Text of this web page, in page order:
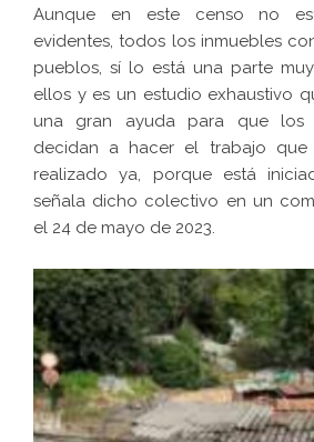
Aunque en este censo no
evidentes, todos los inmuebles
pueblos, sí lo está una parte
ellos y es un estudio exhaustivo
una gran ayuda para que los
decidan a hacer el trabajo que
realizado ya, porque está
señala dicho colectivo en un
el 24 de mayo de 2023.